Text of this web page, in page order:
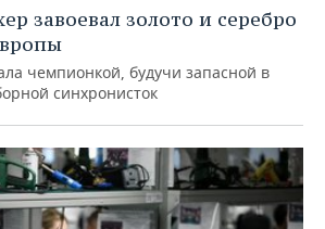
завоевал золото и серебро
чемпионкой, будучи запасной в
синхронисток